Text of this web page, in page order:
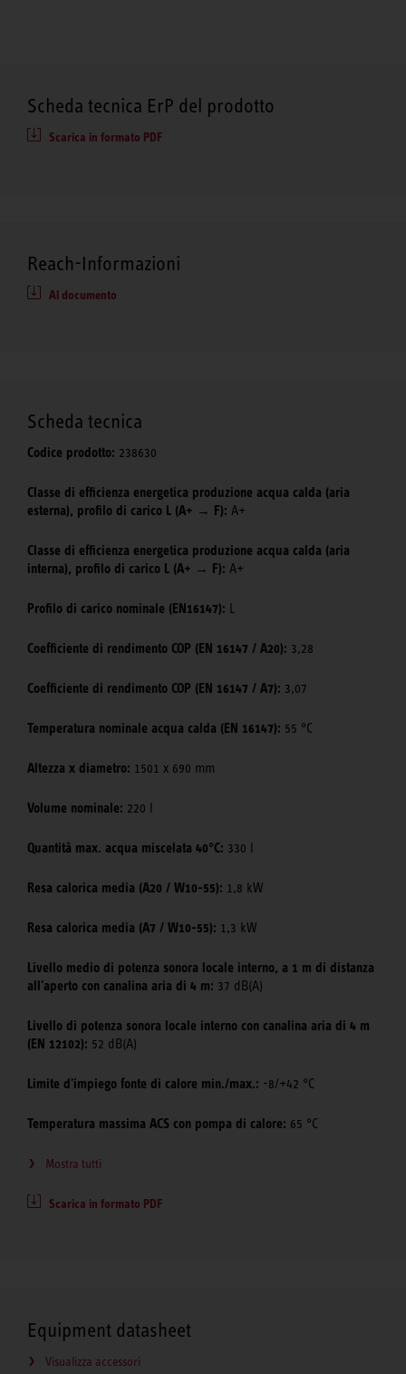
Scheda tecnica ErP del prodotto
Scarica in formato PDF
Reach-Informazioni
Al documento
Scheda tecnica
Codice prodotto: 238630
Classe di efficienza energetica produzione acqua calda (aria
esterna), profilo di carico L (A+ → F): A+
Classe di efficienza energetica produzione acqua calda (aria
interna), profilo di carico L (A+ → F): A+
Profilo di carico nominale (EN16147): L
Coefficiente di rendimento COP (EN 16147 / A20): 3,28
Coefficiente di rendimento COP (EN 16147 / A7): 3,07
Temperatura nominale acqua calda (EN 16147): 55 °C
Altezza x diametro: 1501 x 690 mm
Volume nominale: 220 l
Quantità max. acqua miscelata 40°C: 330 l
Resa calorica media (A20 / W10-55): 1,8 kW
Resa calorica media (A7 / W10-55): 1,3 kW
Livello medio di potenza sonora locale interno, a 1 m di distanza
all'aperto con canalina aria di 4 m: 37 dB(A)
Livello di potenza sonora locale interno con canalina aria di 4 m
(EN 12102): 52 dB(A)
Limite d'impiego fonte di calore min./max.: -8/+42 °C
Temperatura massima ACS con pompa di calore: 65 °C
Mostra tutti
Scarica in formato PDF
Equipment datasheet
Visualizza accessori